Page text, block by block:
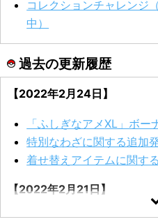
コレクションチャレンジ
中）
過去の更新履歴
【2022年2月24日】
「ふしぎなアメXL」ボー
特別なわざに関する追加
着せ替えアイテムに関す
【2022年2月21日】
「APEX」はリトレーン